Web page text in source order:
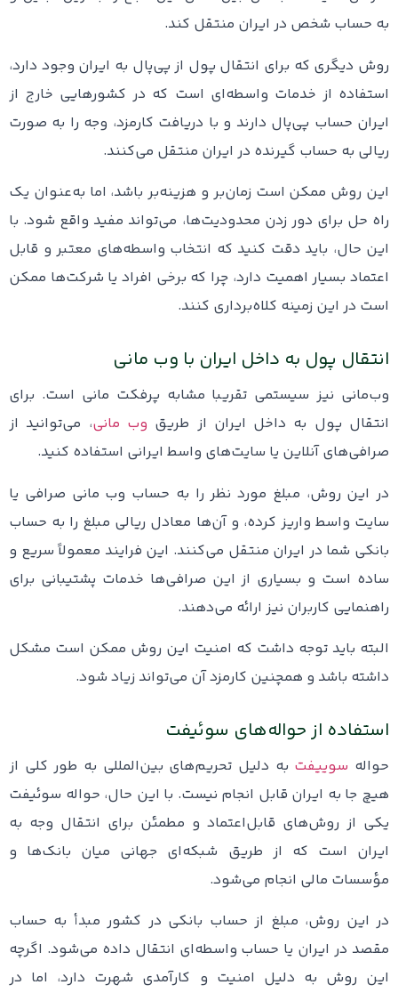
به حساب شخص در ایران منتقل کند.
روش دیگری که برای انتقال پول از پی‌پال به ایران وجود دارد،
استفاده از خدمات واسطه‌ای است که در کشورهایی خارج از
ایران حساب پی‌پال دارند و با دریافت کارمزد، وجه را به صورت
ریالی به حساب گیرنده در ایران منتقل می‌کنند.
این روش ممکن است زمان‌بر و هزینه‌بر باشد، اما به‌عنوان یک
راه حل برای دور زدن محدودیت‌ها، می‌تواند مفید واقع شود. با
این حال، باید دقت کنید که انتخاب واسطه‌های معتبر و قابل
اعتماد بسیار اهمیت دارد، چرا که برخی افراد یا شرکت‌ها ممکن
است در این زمینه کلاه‌برداری کنند.
انتقال پول به داخل ایران با وب مانی
وب‌مانی نیز سیستمی تقریبا مشابه پرفکت مانی است. برای
انتقال پول به داخل ایران از طریق وب مانی، می‌توانید از
صرافی‌های آنلاین یا سایت‌های واسط ایرانی استفاده کنید.
در این روش، مبلغ مورد نظر را به حساب وب مانی صرافی یا
سایت واسط واریز کرده، و آن‌ها معادل ریالی مبلغ را به حساب
بانکی شما در ایران منتقل می‌کنند. این فرایند معمولاً سریع و
ساده است و بسیاری از این صرافی‌ها خدمات پشتیبانی برای
راهنمایی کاربران نیز ارائه می‌دهند.
البته باید توجه داشت که امنیت این روش ممکن است مشکل
داشته باشد و همچنین کارمزد آن می‌تواند زیاد شود.
استفاده از حواله‌های سوئیفت
حواله سوییفت به دلیل تحریم‌های بین‌المللی به طور کلی از
هیچ جا به ایران قابل انجام نیست. با این حال، حواله سوئیفت
یکی از روش‌های قابل‌اعتماد و مطمئن برای انتقال وجه به
ایران است که از طریق شبکه‌ای جهانی میان بانک‌ها و
مؤسسات مالی انجام می‌شود.
در این روش، مبلغ از حساب بانکی در کشور مبدأ به حساب
مقصد در ایران یا حساب واسطه‌ای انتقال داده می‌شود. اگرچه
این روش به دلیل امنیت و کارآمدی شهرت دارد، اما در